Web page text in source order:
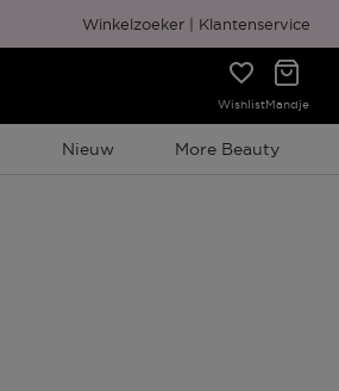
Winkelzoeker Klantenservice
WishlistMandje
Nieuw More Beauty